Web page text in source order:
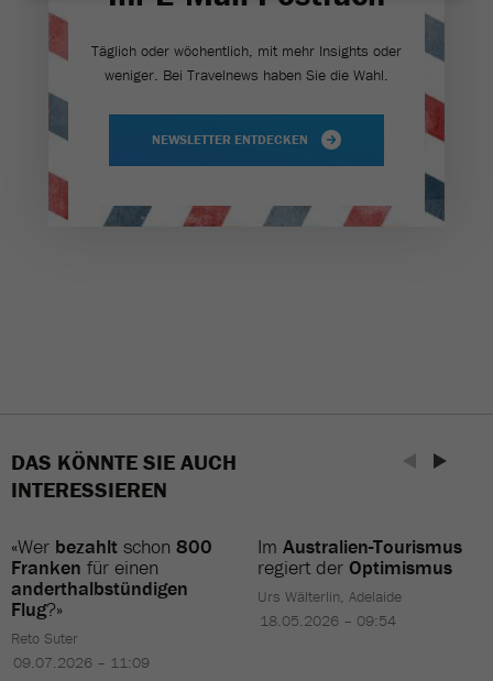
Täglich oder wöchentlich, mit mehr Insights oder
weniger. Bei Travel­news haben Sie die Wahl.
NEWSLETTER ENTDECKEN
DAS KÖNNTE SIE AUCH
INTERESSIEREN
«Wer bezahlt schon 800
Franken für einen
anderthalbstündigen
Flug?»
Reto Suter
09.07.2026 – 11:09
Im Australien-Tourismus
regiert der Optimismus
Urs Wälterlin, Adelaide
18.05.2026 – 09:54